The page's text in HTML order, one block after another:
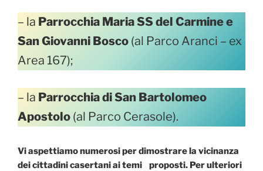
– la Parrocchia Maria SS del Carmine e
San Giovanni Bosco (al Parco Aranci – ex
Area 167);
– la Parrocchia di San Bartolomeo
Apostolo (al Parco Cerasole).
Vi aspettiamo numerosi per dimostrare la vicinanza
dei cittadini casertani ai temi proposti. Per ulteriori